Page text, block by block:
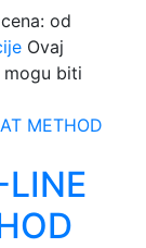
od
Ovaj
biti
LINE